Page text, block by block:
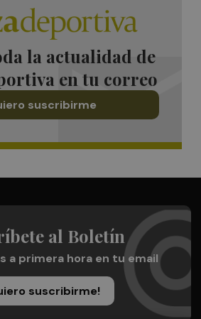
la actualidad de
en tu correo
suscribirme
al Boletín
a primera hora en tu email
suscribirme!